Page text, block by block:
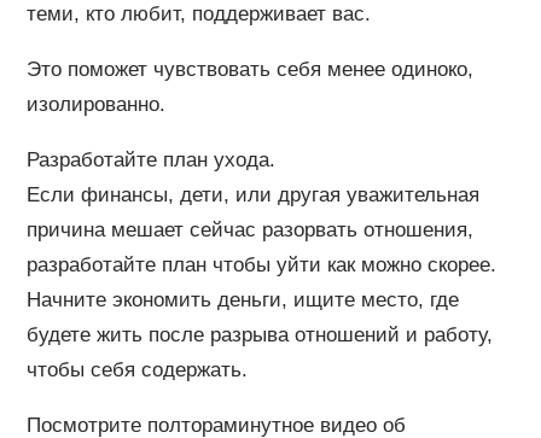
теми, кто любит, поддерживает вас.
Это поможет чувствовать себя менее одиноко,
изолированно.
Разработайте план ухода.
Если финансы, дети, или другая уважительная
причина мешает сейчас разорвать отношения,
разработайте план чтобы уйти как можно скорее.
Начните экономить деньги, ищите место, где
будете жить после разрыва отношений и работу,
чтобы себя содержать.
Посмотрите полтораминутное видео об